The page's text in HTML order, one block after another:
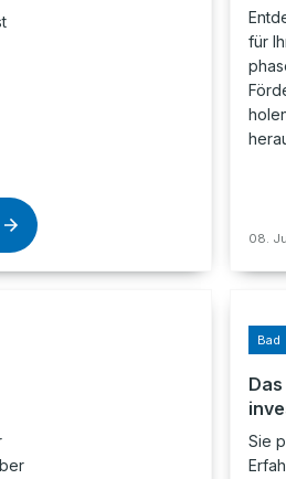
für
08.
Bad
Sie